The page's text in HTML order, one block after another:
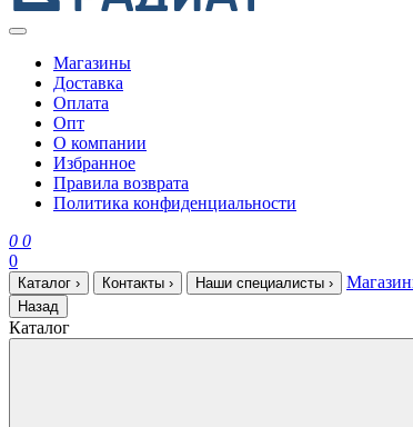
Магазины
Доставка
Оплата
Опт
О компании
Избранное
Правила возврата
Политика конфиденциальности
0 0
0
Каталог › Контакты › Наши специалисты ›
Назад
Каталог